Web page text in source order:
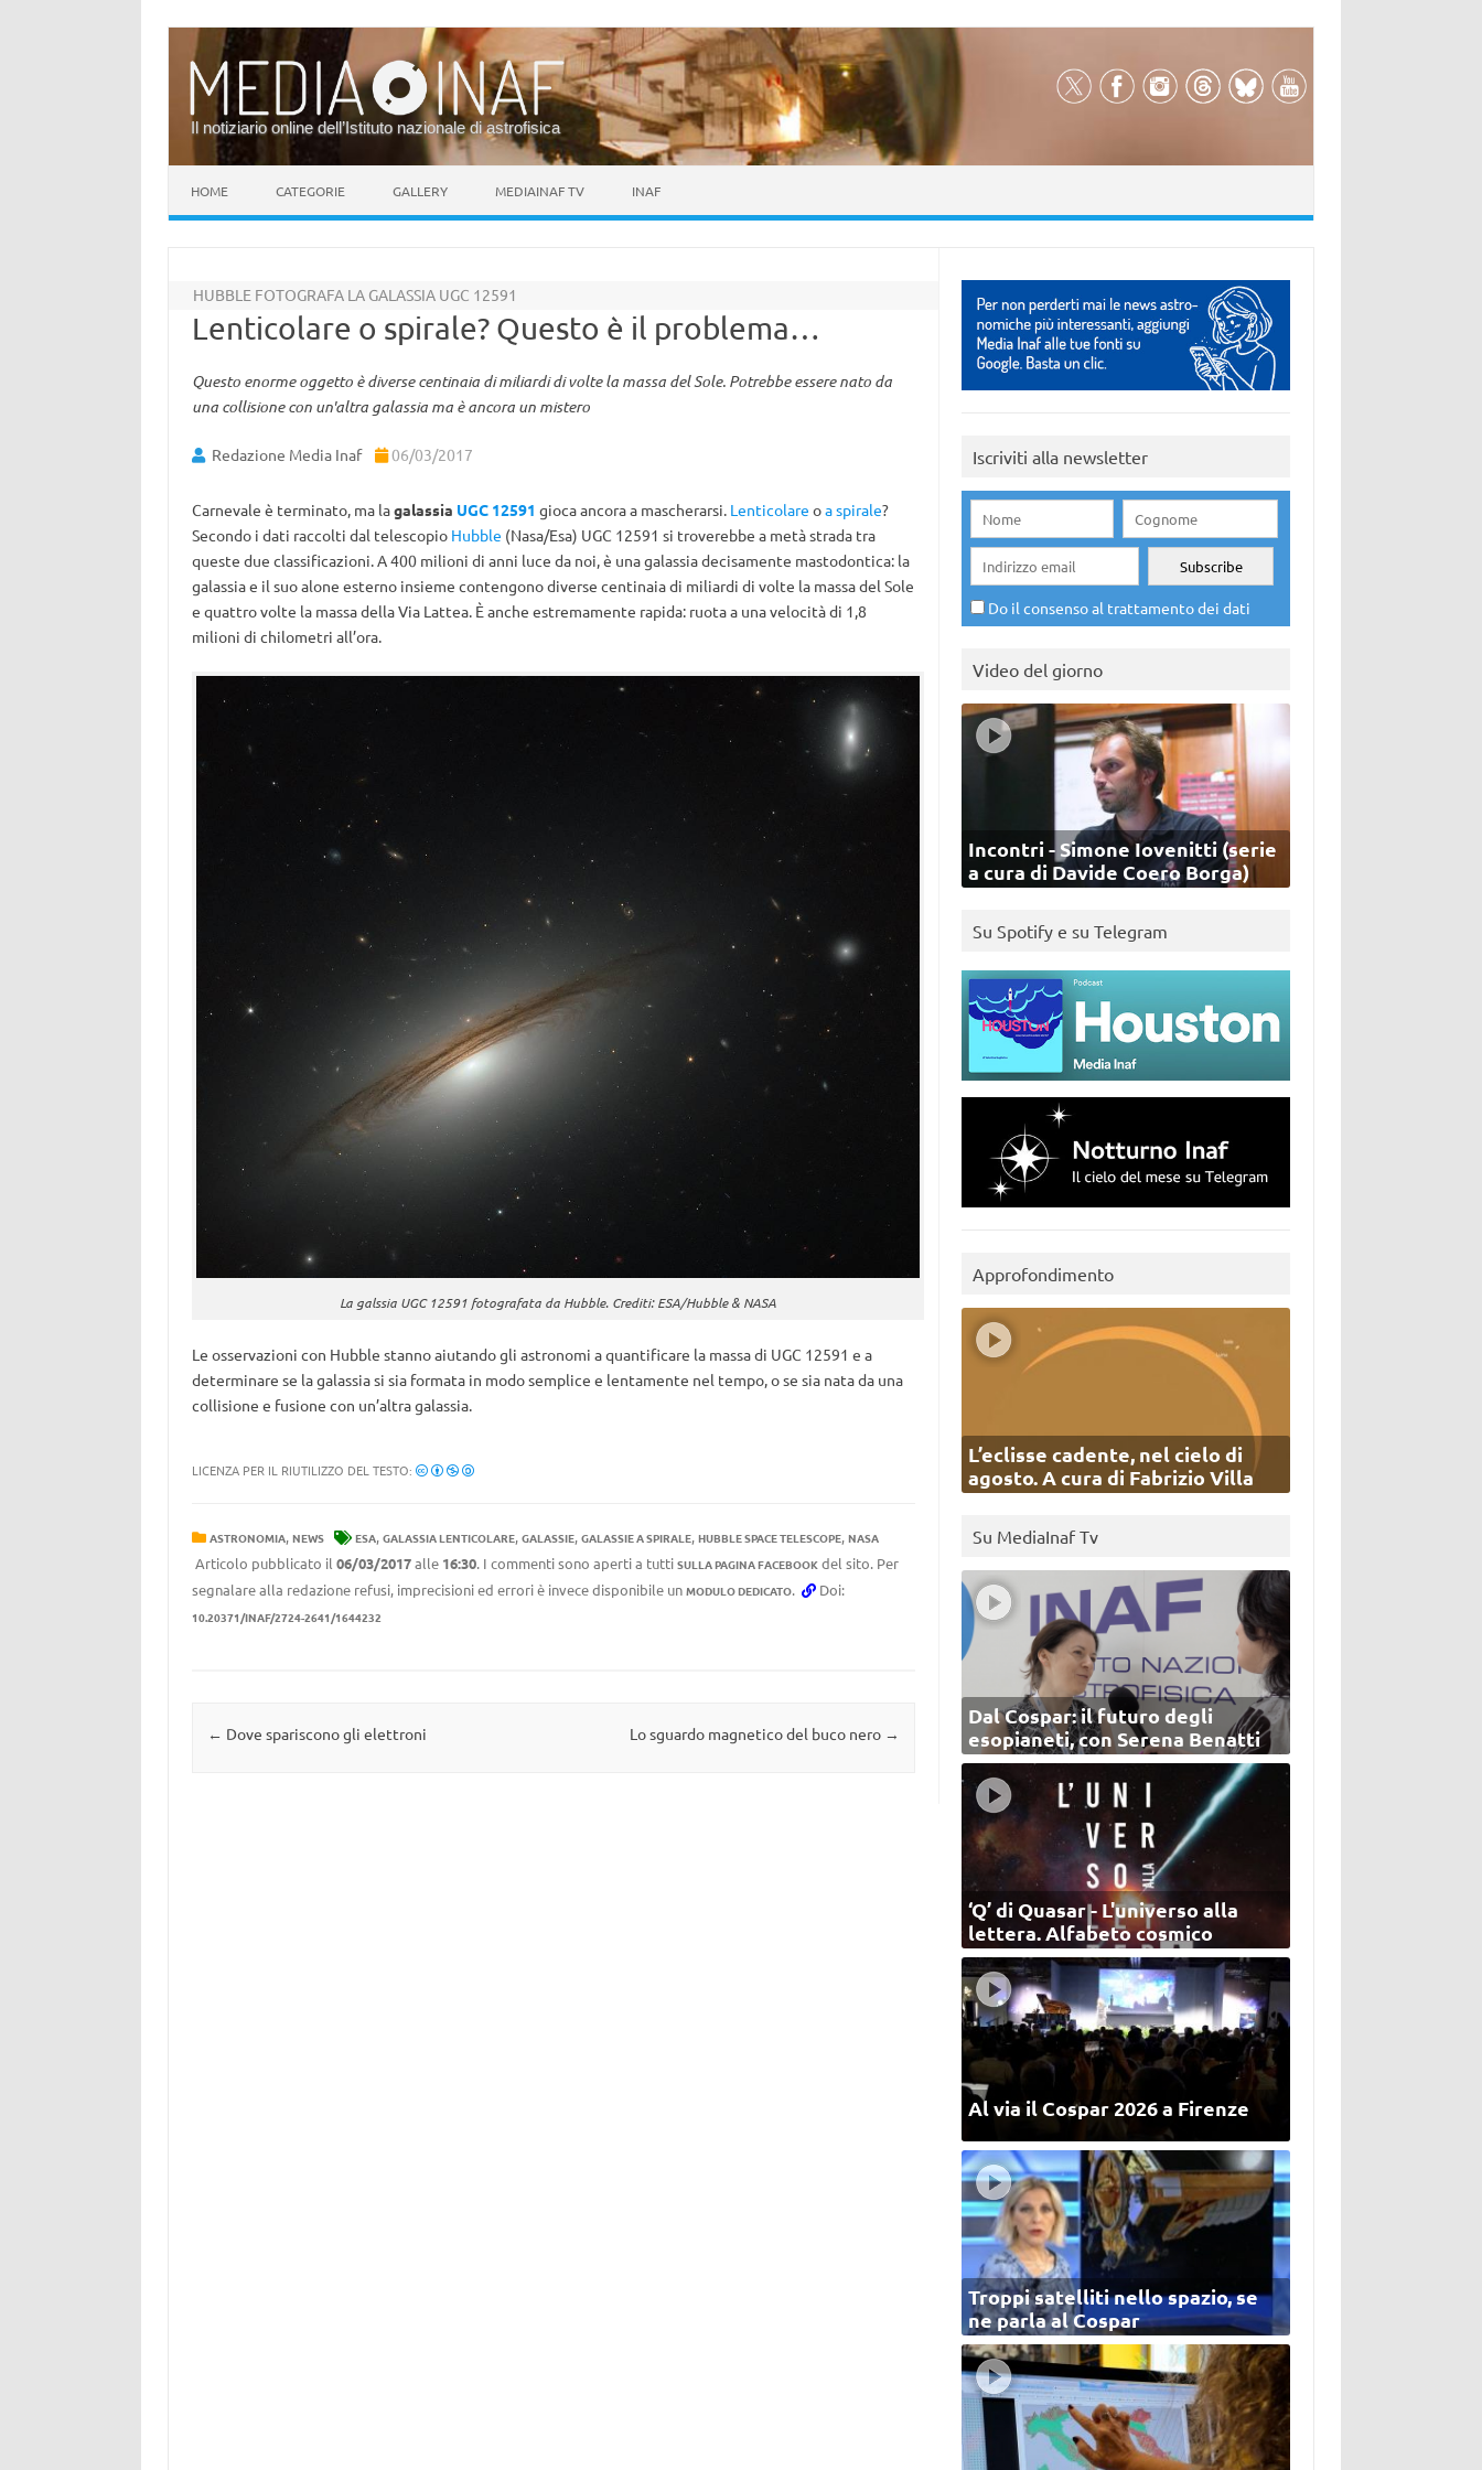
Il notiziario online dell’Istituto nazionale di astrofisica
HOME CATEGORIE GALLERY MEDIAINAF TV INAF
HUBBLE FOTOGRAFA LA GALASSIA UGC 12591
Lenticolare o spirale? Questo è il problema…
Questo enorme oggetto è diverse centinaia di miliardi di volte la massa del Sole. Potrebbe essere nato da
una collisione con un'altra galassia ma è ancora un mistero
Redazione Media Inaf 06/03/2017
Carnevale è terminato, ma lagalassia UGC 12591 gioca ancora a mascherarsi. Lenticolare oa spirale?
Secondo i dati raccolti dal telescopio Hubble (Nasa/Esa) UGC 12591 si troverebbe a metà strada tra
queste due classificazioni. A 400 milioni di anni luce da noi, è una galassia decisamente mastodontica: la
galassia e il suo alone esterno insieme contengono diverse centinaia di miliardi di volte la massa del Sole
e quattro volte la massa della Via Lattea. È anche estremamente rapida: ruota a una velocità di 1,8
milioni di chilometri all’ora.
La galssia UGC 12591 fotografata da Hubble. Crediti: ESA/Hubble & NASA
Le osservazioni con Hubble stanno aiutando gli astronomi a quantificare la massa di UGC 12591 e a
determinare se la galassia si sia formata in modo semplice e lentamente nel tempo, o se sia nata da una
collisione e fusione con un’altra galassia.
LICENZA PER IL RIUTILIZZO DEL TESTO:
ASTRONOMIA, NEWS ESA, GALASSIA LENTICOLARE, GALASSIE, GALASSIE A SPIRALE, HUBBLE SPACE TELESCOPE, NASA
Articolo pubblicato il 06/03/2017alle 16:30. I commenti sono aperti a tutti SULLA PAGINA FACEBOOKdel sito. Per
segnalare alla redazione refusi, imprecisioni ed errori è invece disponibile un MODULO DEDICATO. Doi:
10.20371/INAF/2724-2641/1644232
Navigazione articolo
← Dove spariscono gli elettroni Lo sguardo magnetico del buco nero →
Iscriviti alla newsletter
Do il consenso al trattamento dei dati
Video del giorno
Incontri - Simone Iovenitti (serie
a cura di Davide Coero Borga)
Su Spotify e su Telegram
Approfondimento
L’eclisse cadente, nel cielo di
agosto. A cura di Fabrizio Villa
Su MediaInaf Tv
Dal Cospar: il futuro degli
esopianeti, con Serena Benatti
‘Q’ di Quasar - L'universo alla
lettera. Alfabeto cosmico
Al via il Cospar 2026 a Firenze
Troppi satelliti nello spazio, se
ne parla al Cospar